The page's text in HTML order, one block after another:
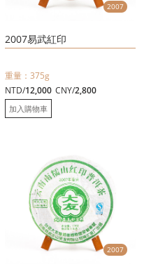
2007
2007易武紅印
重量：375g
NTD/12,000 CNY/2,800
加入購物車
2007